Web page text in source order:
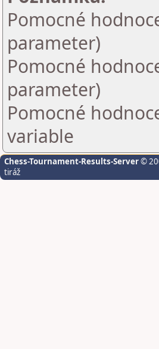
Pomocné
parameter)
Pomocné
parameter)
Pomocné
variable
Chess-Tournament-Results-Server©
tiráž